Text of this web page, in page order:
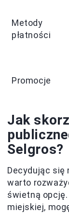
Metody
płatności
Promocje
Jak
Selgros?
Decydując się
warto
świetną
miejskiej,